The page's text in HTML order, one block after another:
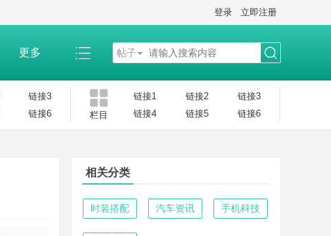
登录 立即注册
更多 帖子
链接3
链接6 栏目
链接1 链接2
链接3
链接4
链接5 链接6
相关分类
时装搭配 汽车资讯 手机科技